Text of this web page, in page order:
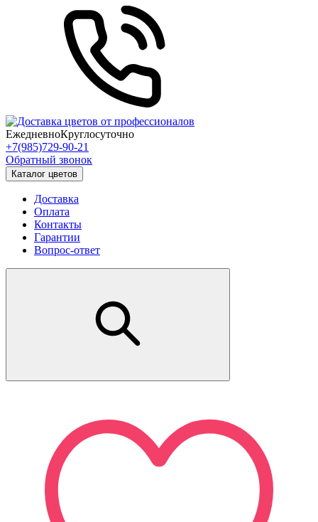
ЕжедневноКруглосуточно
+7(985)729-90-21
Обратный звонок
Каталог цветов
Доставка
Оплата
Контакты
Гарантии
Вопрос-ответ